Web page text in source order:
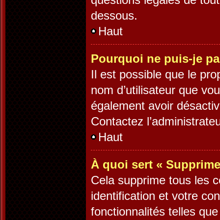
dessous.
Haut
Pourquoi ne puis-je
Il est possible que le
nom d’utilisateur que
également avoir
Contactez
Haut
À quoi sert «
Cela supprime tous les
identification et votre
fonctionnalités telles